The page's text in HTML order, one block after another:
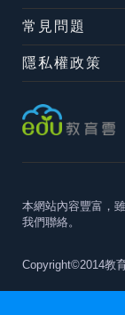
常見問題
隱私權政策
本網站內容豐富，
我們聯絡。
Copyright©2014教